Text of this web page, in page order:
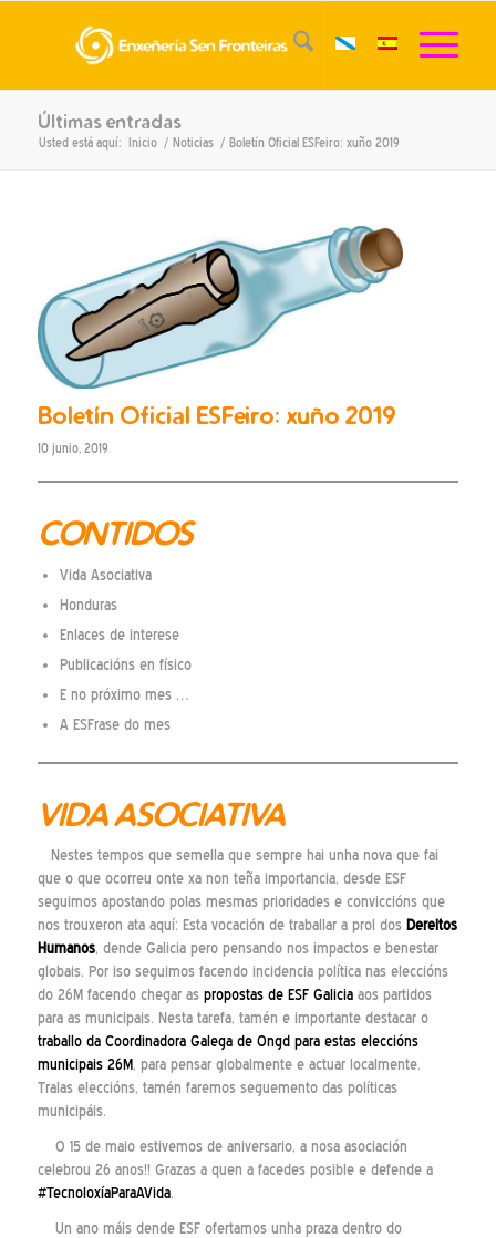
Últimas entradas
Usted está aquí: Inicio / Noticias / Boletín Oficial ESFeiro: xuño 2019
Boletín Oficial ESFeiro: xuño 2019
10 junio, 2019
CONTIDOS
Vida Asociativa
Honduras
Enlaces de interese
Publicacións en físico
E no próximo mes …
A ESFrase do mes
VIDA ASOCIATIVA
Nestes tempos que semella que sempre hai unha nova que fai
que o que ocorreu onte xa non teña importancia, desde ESF
seguimos apostando polas mesmas prioridades e conviccións que
nos trouxeron ata aquí: Esta vocación de traballar a prol dos Dereitos
Humanos, dende Galicia pero pensando nos impactos e benestar
globais. Por iso seguimos facendo incidencia política nas eleccións
do 26M facendo chegar as propostas de ESF Galiciaaos partidos
para as municipais. Nesta tarefa, tamén e importante destacar o
traballo da Coordinadora Galega de Ongd para estas eleccións
municipais 26M, para pensar globalmente e actuar localmente.
Tralas eleccións, tamén faremos seguemento das políticas
municipáis.
O 15 de maio estivemos de aniversario, a nosa asociación
celebrou 26 anos!! Grazas a quen a facedes posible e defende a
#TecnoloxíaParaAVida.
Un ano máis dende ESF ofertamos unha praza dentro do